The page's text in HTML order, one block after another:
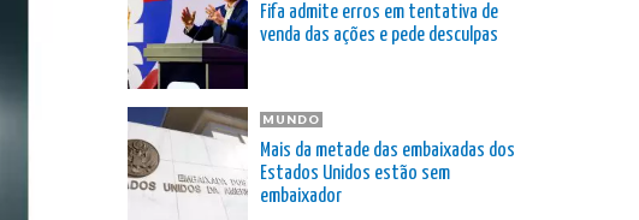
Fifa admite erros em tentativa de
venda das ações e pede desculpas
MUNDO
Mais da metade das embaixadas dos
Estados Unidos estão sem
embaixador